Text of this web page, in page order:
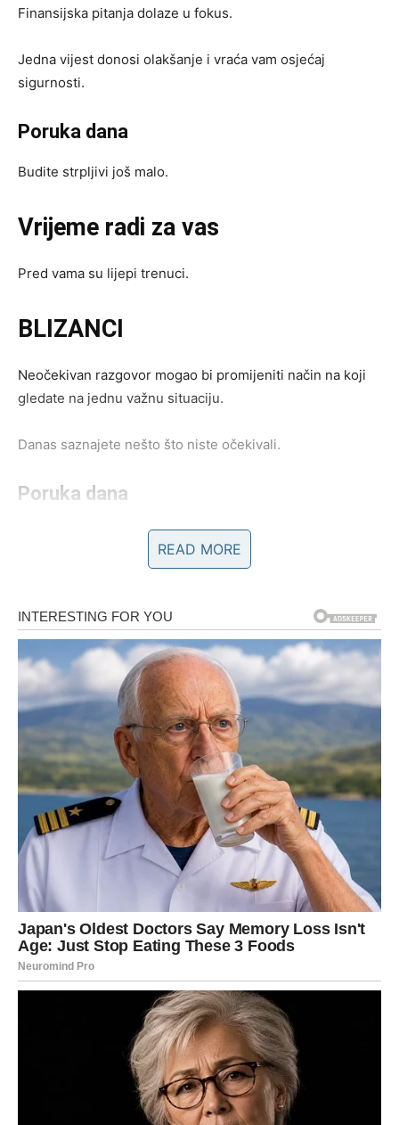
Finansijska pitanja dolaze u fokus.
Jedna vijest donosi olakšanje i vraća vam osjećaj
sigurnosti.
Poruka dana
Budite strpljivi još malo.
Vrijeme radi za vas
Pred vama su lijepi trenuci.
BLIZANCI
Neočekivan razgovor mogao bi promijeniti način na koji
gledate na jednu važnu situaciju.
Danas saznajete nešto što niste očekivali.
Poruka dana
Pažljivo slušajte ono što vam se govori.
Pred vama su zanimljivi trenuci.
RAK
Ljubavna energija prati vas tokom cijelog dana.
Neko pokazuje osjećanja koja više ne želi skrivati.
Poruka dana
Ne bojte se sreće koja dolazi.
Srce dobija razlog za osmijeh
Pred vama su posebni trenuci.
Pred vama je dan tokom kojeg biste mogli dobiti
priznanje ili pohvalu.
READ MORE